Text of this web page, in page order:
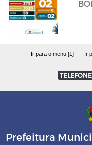
Ir para o menu [1] Ir
Prefeitura